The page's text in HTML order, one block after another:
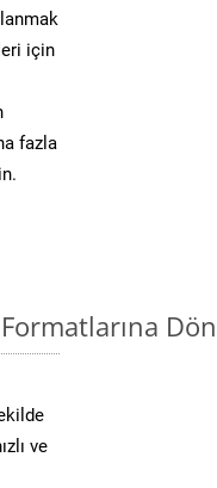
için
fazla
ve